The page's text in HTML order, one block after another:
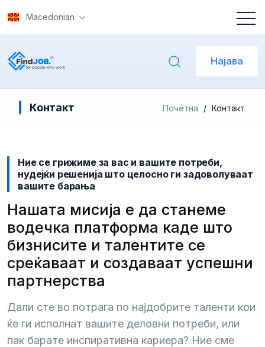
Macedonian
Најава
Контакт Почетна / Контакт
Ние се грижимe за вас и вашите потреби,
нудејќи решенија што целосно ги задоволуваат
вашите барања
Нашата мисија е да станеме
водечка платформа каде што
бизнисите и талентите се
среќаваат и создаваат успешни
партнерства
Дали сте во потрага по најдобрите таленти кои
ќе ги исполнат вашите деловни потреби, или
пак барате инспиративна кариера? Ние сме